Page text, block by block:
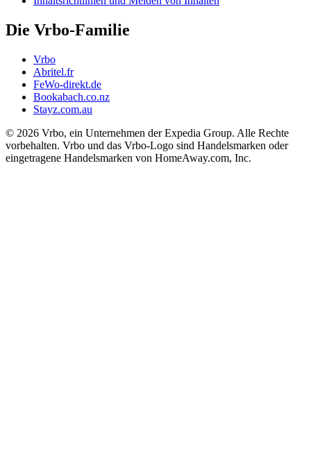
Die Vrbo-Familie
Vrbo
Abritel.fr
FeWo-direkt.de
Bookabach.co.nz
Stayz.com.au
© 2026 Vrbo, ein Unternehmen der Expedia Group. Alle Rechte
vorbehalten. Vrbo und das Vrbo-Logo sind Handelsmarken oder
eingetragene Handelsmarken von HomeAway.com, Inc.